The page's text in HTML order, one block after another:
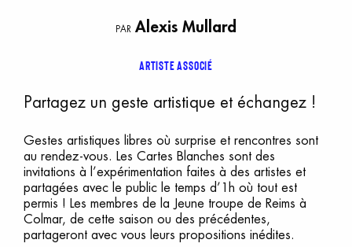
PARAlexis Mullard
Artiste associé
Partagez un geste artistique et échangez !
Gestes artistiques libres où surprise et rencontres sont
au rendez-vous. Les Cartes Blanches sont des
invitations à l’expérimentation faites à des artistes et
partagées avec le public le temps d’1h où tout est
permis ! Les membres de la Jeune troupe de Reims à
Colmar, de cette saison ou des précédentes,
partageront avec vous leurs propositions inédites.